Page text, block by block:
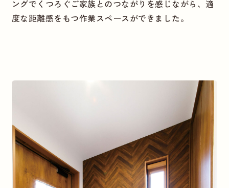
ングでくつろぐご家族とのつながりを感じながら、適
度な距離感をもつ作業スペースができました。